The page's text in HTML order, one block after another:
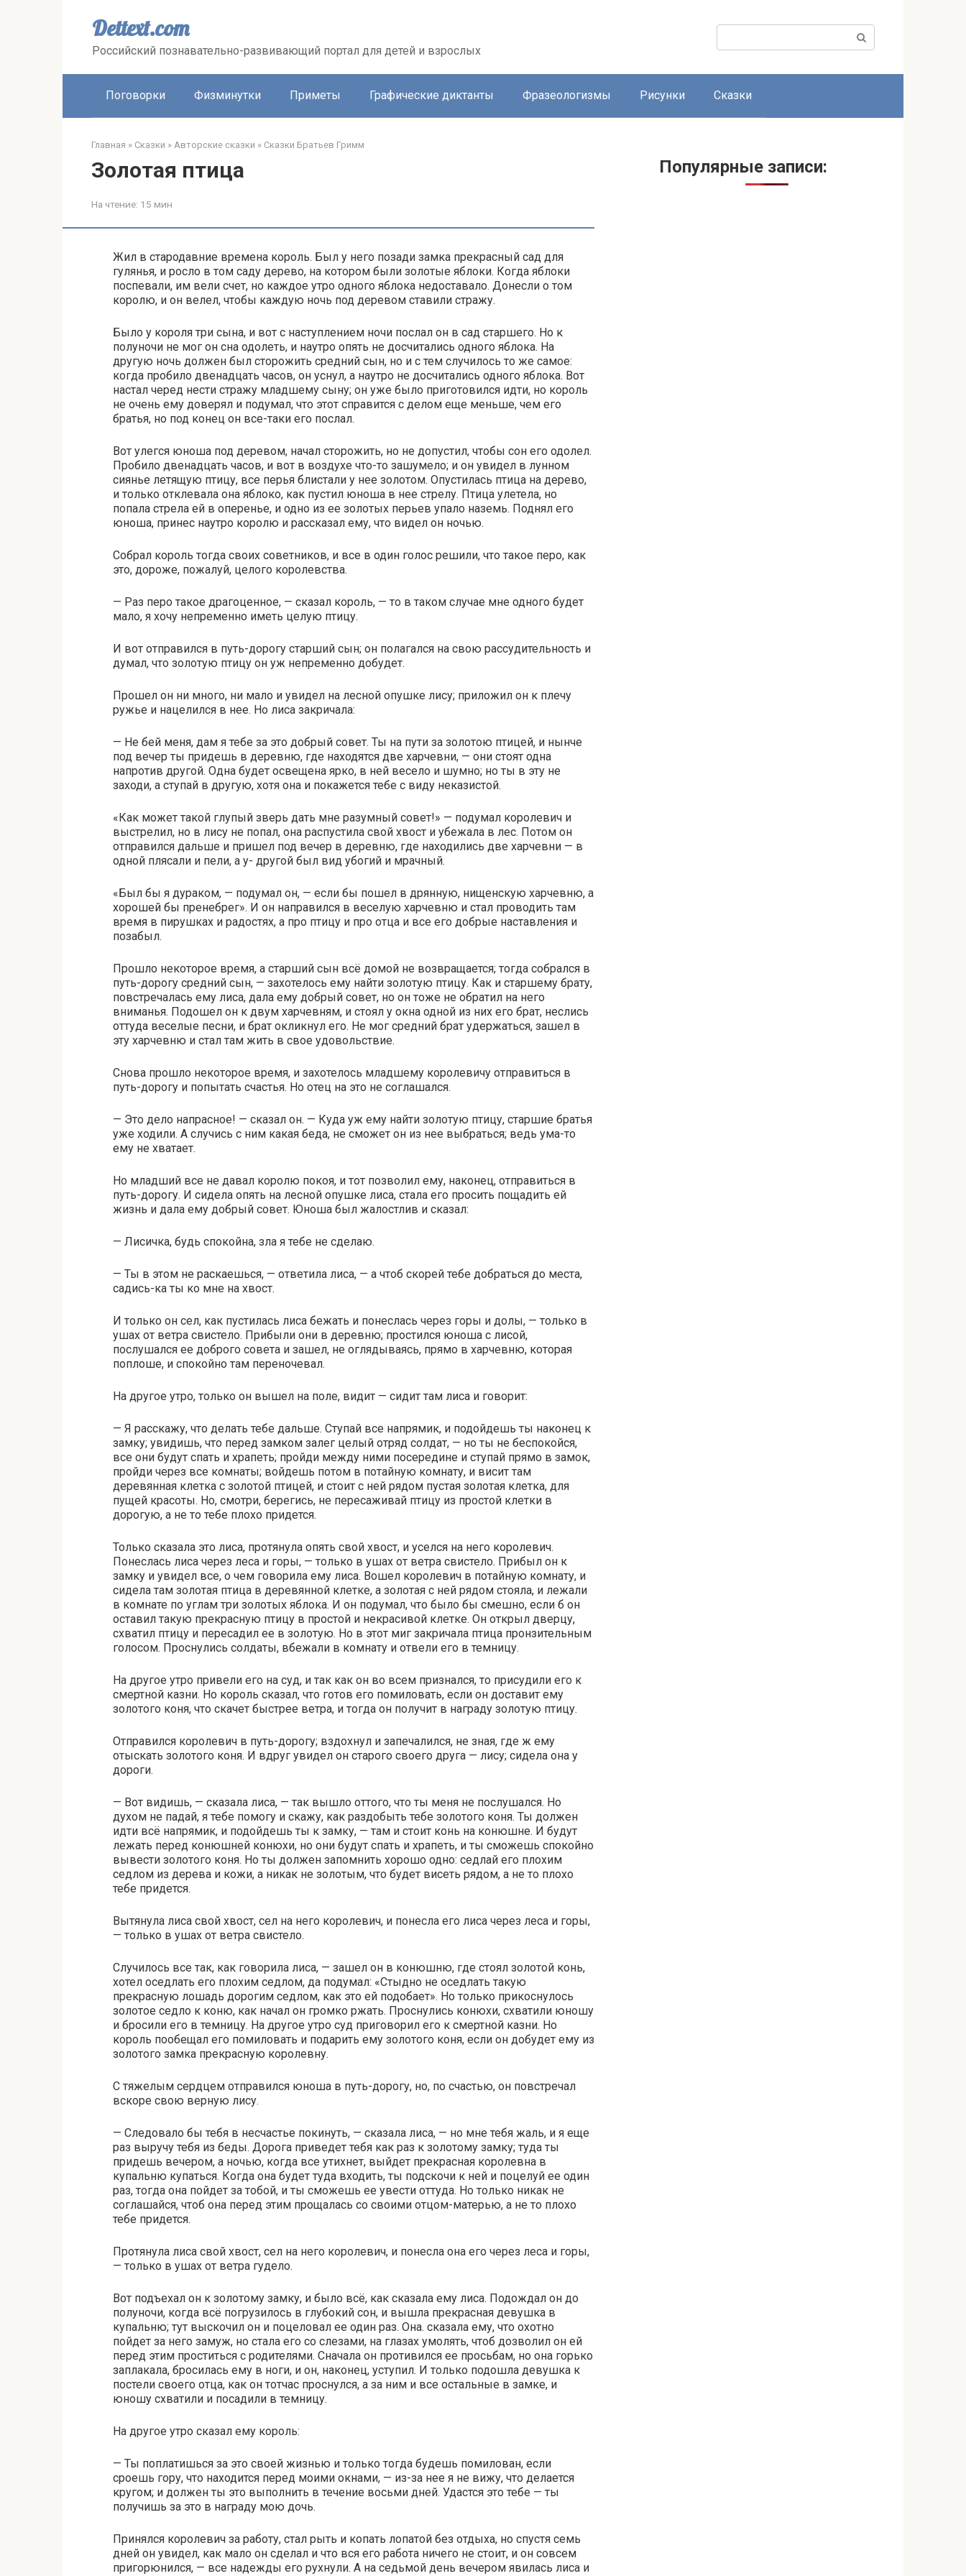
Dettext.com
Российский познавательно-развивающий портал для детей и взрослых
Поиск:
Поговорки Физминутки Приметы Графические диктанты Фразеологизмы Рисунки Сказки
Главная » Сказки » Авторские сказки » Сказки Братьев Гримм
Золотая птица
На чтение: 15 мин
Жил в стародавние времена король. Был у него позади замка прекрасный сад для
гулянья, и росло в том саду дерево, на котором были золотые яблоки. Когда яблоки
поспевали, им вели счет, но каждое утро одного яблока недоставало. Донесли о том
королю, и он велел, чтобы каждую ночь под деревом ставили стражу.
Было у короля три сына, и вот с наступлением ночи послал он в сад старшего. Но к
полуночи не мог он сна одолеть, и наутро опять не досчитались одного яблока. На
другую ночь должен был сторожить средний сын, но и с тем случилось то же самое:
когда пробило двенадцать часов, он уснул, а наутро не досчитались одного яблока. Вот
настал черед нести стражу младшему сыну; он уже было приготовился идти, но король
не очень ему доверял и подумал, что этот справится с делом еще меньше, чем его
братья, но под конец он все-таки его послал.
Вот улегся юноша под деревом, начал сторожить, но не допустил, чтобы сон его одолел.
Пробило двенадцать часов, и вот в воздухе что-то зашумело; и он увидел в лунном
сиянье летящую птицу, все перья блистали у нее золотом. Опустилась птица на дерево,
и только отклевала она яблоко, как пустил юноша в нее стрелу. Птица улетела, но
попала стрела ей в оперенье, и одно из ее золотых перьев упало наземь. Поднял его
юноша, принес наутро королю и рассказал ему, что видел он ночью.
Собрал король тогда своих советников, и все в один голос решили, что такое перо, как
это, дороже, пожалуй, целого королевства.
— Раз перо такое драгоценное, — сказал король, — то в таком случае мне одного будет
мало, я хочу непременно иметь целую птицу.
И вот отправился в путь-дорогу старший сын; он полагался на свою рассудительность и
думал, что золотую птицу он уж непременно добудет.
Прошел он ни много, ни мало и увидел на лесной опушке лису; приложил он к плечу
ружье и нацелился в нее. Но лиса закричала:
— Не бей меня, дам я тебе за это добрый совет. Ты на пути за золотою птицей, и нынче
под вечер ты придешь в деревню, где находятся две харчевни, — они стоят одна
напротив другой. Одна будет освещена ярко, в ней весело и шумно; но ты в эту не
заходи, а ступай в другую, хотя она и покажется тебе с виду неказистой.
«Как может такой глупый зверь дать мне разумный совет!» — подумал королевич и
выстрелил, но в лису не попал, она распустила свой хвост и убежала в лес. Потом он
отправился дальше и пришел под вечер в деревню, где находились две харчевни — в
одной плясали и пели, а у- другой был вид убогий и мрачный.
«Был бы я дураком, — подумал он, — если бы пошел в дрянную, нищенскую харчевню, а
хорошей бы пренебрег». И он направился в веселую харчевню и стал проводить там
время в пирушках и радостях, а про птицу и про отца и все его добрые наставления и
позабыл.
Прошло некоторое время, а старший сын всё домой не возвращается; тогда собрался в
путь-дорогу средний сын, — захотелось ему найти золотую птицу. Как и старшему брату,
повстречалась ему лиса, дала ему добрый совет, но он тоже не обратил на него
вниманья. Подошел он к двум харчевням, и стоял у окна одной из них его брат, неслись
оттуда веселые песни, и брат окликнул его. Не мог средний брат удержаться, зашел в
эту харчевню и стал там жить в свое удовольствие.
Снова прошло некоторое время, и захотелось младшему королевичу отправиться в
путь-дорогу и попытать счастья. Но отец на это не соглашался.
— Это дело напрасное! — сказал он. — Куда уж ему найти золотую птицу, старшие братья
уже ходили. А случись с ним какая беда, не сможет он из нее выбраться; ведь ума-то
ему не хватает.
Но младший все не давал королю покоя, и тот позволил ему, наконец, отправиться в
путь-дорогу. И сидела опять на лесной опушке лиса, стала его просить пощадить ей
жизнь и дала ему добрый совет. Юноша был жалостлив и сказал:
— Лисичка, будь спокойна, зла я тебе не сделаю.
— Ты в этом не раскаешься, — ответила лиса, — а чтоб скорей тебе добраться до места,
садись-ка ты ко мне на хвост.
И только он сел, как пустилась лиса бежать и понеслась через горы и долы, — только в
ушах от ветра свистело. Прибыли они в деревню; простился юноша с лисой,
послушался ее доброго совета и зашел, не оглядываясь, прямо в харчевню, которая
поплоше, и спокойно там переночевал.
На другое утро, только он вышел на поле, видит — сидит там лиса и говорит:
— Я расскажу, что делать тебе дальше. Ступай все напрямик, и подойдешь ты наконец к
замку; увидишь, что перед замком залег целый отряд солдат, — но ты не беспокойся,
все они будут спать и храпеть; пройди между ними посередине и ступай прямо в замок,
пройди через все комнаты; войдешь потом в потайную комнату, и висит там
деревянная клетка с золотой птицей, и стоит с ней рядом пустая золотая клетка, для
пущей красоты. Но, смотри, берегись, не пересаживай птицу из простой клетки в
дорогую, а не то тебе плохо придется.
Только сказала это лиса, протянула опять свой хвост, и уселся на него королевич.
Понеслась лиса через леса и горы, — только в ушах от ветра свистело. Прибыл он к
замку и увидел все, о чем говорила ему лиса. Вошел королевич в потайную комнату, и
сидела там золотая птица в деревянной клетке, а золотая с ней рядом стояла, и лежали
в комнате по углам три золотых яблока. И он подумал, что было бы смешно, если б он
оставил такую прекрасную птицу в простой и некрасивой клетке. Он открыл дверцу,
схватил птицу и пересадил ее в золотую. Но в этот миг закричала птица пронзительным
голосом. Проснулись солдаты, вбежали в комнату и отвели его в темницу.
На другое утро привели его на суд, и так как он во всем признался, то присудили его к
смертной казни. Но король сказал, что готов его помиловать, если он доставит ему
золотого коня, что скачет быстрее ветра, и тогда он получит в награду золотую птицу.
Отправился королевич в путь-дорогу; вздохнул и запечалился, не зная, где ж ему
отыскать золотого коня. И вдруг увидел он старого своего друга — лису; сидела она у
дороги.
— Вот видишь, — сказала лиса, — так вышло оттого, что ты меня не послушался. Но
духом не падай, я тебе помогу и скажу, как раздобыть тебе золотого коня. Ты должен
идти всё напрямик, и подойдешь ты к замку, — там и стоит конь на конюшне. И будут
лежать перед конюшней конюхи, но они будут спать и храпеть, и ты сможешь спокойно
вывести золотого коня. Но ты должен запомнить хорошо одно: седлай его плохим
седлом из дерева и кожи, а никак не золотым, что будет висеть рядом, а не то плохо
тебе придется.
Вытянула лиса свой хвост, сел на него королевич, и понесла его лиса через леса и горы,
— только в ушах от ветра свистело.
Случилось все так, как говорила лиса, — зашел он в конюшню, где стоял золотой конь,
хотел оседлать его плохим седлом, да подумал: «Стыдно не оседлать такую
прекрасную лошадь дорогим седлом, как это ей подобает». Но только прикоснулось
золотое седло к коню, как начал он громко ржать. Проснулись конюхи, схватили юношу
и бросили его в темницу. На другое утро суд приговорил его к смертной казни. Но
король пообещал его помиловать и подарить ему золотого коня, если он добудет ему из
золотого замка прекрасную королевну.
С тяжелым сердцем отправился юноша в путь-дорогу, но, по счастью, он повстречал
вскоре свою верную лису.
— Следовало бы тебя в несчастье покинуть, — сказала лиса, — но мне тебя жаль, и я еще
раз выручу тебя из беды. Дорога приведет тебя как раз к золотому замку; туда ты
придешь вечером, а ночью, когда все утихнет, выйдет прекрасная королевна в
купальню купаться. Когда она будет туда входить, ты подскочи к ней и поцелуй ее один
раз, тогда она пойдет за тобой, и ты сможешь ее увести оттуда. Но только никак не
соглашайся, чтоб она перед этим прощалась со своими отцом-матерью, а не то плохо
тебе придется.
Протянула лиса свой хвост, сел на него королевич, и понесла она его через леса и горы,
— только в ушах от ветра гудело.
Вот подъехал он к золотому замку, и было всё, как сказала ему лиса. Подождал он до
полуночи, когда всё погрузилось в глубокий сон, и вышла прекрасная девушка в
купальню; тут выскочил он и поцеловал ее один раз. Она. сказала ему, что охотно
пойдет за него замуж, но стала его со слезами, на глазах умолять, чтоб дозволил он ей
перед этим проститься с родителями. Сначала он противился ее просьбам, но она горько
заплакала, бросилась ему в ноги, и он, наконец, уступил. И только подошла девушка к
постели своего отца, как он тотчас проснулся, а за ним и все остальные в замке, и
юношу схватили и посадили в темницу.
На другое утро сказал ему король:
— Ты поплатишься за это своей жизнью и только тогда будешь помилован, если
сроешь гору, что находится перед моими окнами, — из-за нее я не вижу, что делается
кругом; и должен ты это выполнить в течение восьми дней. Удастся это тебе — ты
получишь за это в награду мою дочь.
Принялся королевич за работу, стал рыть и копать лопатой без отдыха, но спустя семь
дней он увидел, как мало он сделал и что вся его работа ничего не стоит, и он совсем
пригорюнился, — все надежды его рухнули. А на седьмой день вечером явилась лиса и
Популярные записи: